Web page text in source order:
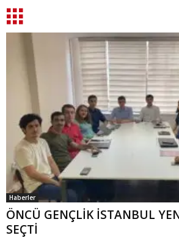
Haberler
ÖNCÜ GENÇLİK İSTANBUL
SEÇTİ